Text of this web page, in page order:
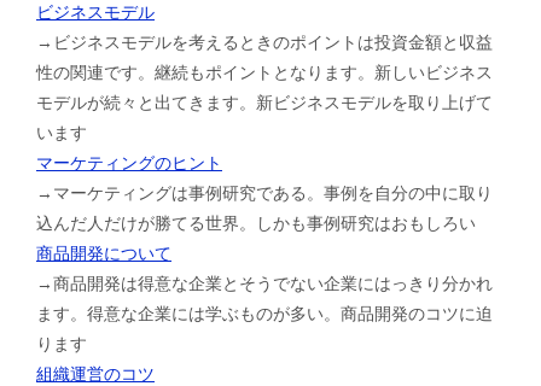
ビジネスモデル
→ビジネスモデルを考えるときのポイントは投資金額と収益
性の関連です。継続もポイントとなります。新しいビジネス
モデルが続々と出てきます。新ビジネスモデルを取り上げて
います
マーケティングのヒント
→マーケティングは事例研究である。事例を自分の中に取り
込んだ人だけが勝てる世界。しかも事例研究はおもしろい
商品開発について
→商品開発は得意な企業とそうでない企業にはっきり分かれ
ます。得意な企業には学ぶものが多い。商品開発のコツに迫
ります
組織運営のコツ